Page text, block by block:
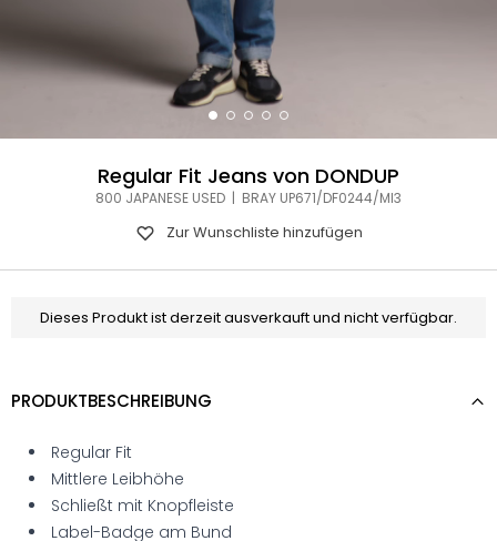
Regular Fit Jeans von DONDUP
800 JAPANESE USED | BRAY UP671/DF0244/MI3
Zur Wunschliste hinzufügen
Dieses Produkt ist derzeit ausverkauft und nicht verfügbar.
PRODUKTBESCHREIBUNG
Regular Fit
Mittlere Leibhöhe
Schließt mit Knopfleiste
Label-Badge am Bund